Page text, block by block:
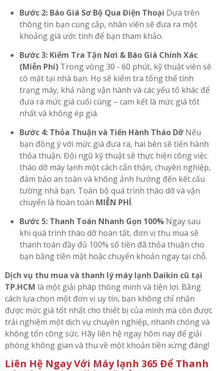
Bước 2: Báo Giá Sơ Bộ Qua Điện Thoại Dựa trên
thông tin bạn cung cấp, nhân viên sẽ đưa ra một
khoảng giá ước tính để bạn tham khảo.
Bước 3: Kiểm Tra Tận Nơi & Báo Giá Chính Xác
(Miễn Phí) Trong vòng 30 - 60 phút, kỹ thuật viên sẽ
có mặt tại nhà bạn. Họ sẽ kiểm tra tổng thể tình
trạng máy, khả năng vận hành và các yếu tố khác để
đưa ra mức giá cuối cùng – cam kết là mức giá tốt
nhất và không ép giá.
Bước 4: Thỏa Thuận và Tiến Hành Tháo DỡNếu
bạn đồng ý với mức giá đưa ra, hai bên sẽ tiến hành
thỏa thuận. Đội ngũ kỹ thuật sẽ thực hiện công việc
tháo dỡ máy lạnh một cách cẩn thận, chuyên nghiệp,
đảm bảo an toàn và không ảnh hưởng đến kết cấu
tường nhà bạn. Toàn bộ quá trình tháo dỡ và vận
chuyển là hoàn toàn MIỄN PHÍ.
Bước 5: Thanh Toán Nhanh Gọn 100% Ngay sau
khi quá trình tháo dỡ hoàn tất, đơn vị thu mua sẽ
thanh toán đầy đủ 100% số tiền đã thỏa thuận cho
bạn bằng tiền mặt hoặc chuyển khoản ngay tại chỗ.
Dịch vụ thu mua và thanh lý máy lạnh Daikin cũ tại
TP.HCM là một giải pháp thông minh và tiện lợi. Bằng
cách lựa chọn một đơn vị uy tín, bạn không chỉ nhận
được mức giá tốt nhất cho thiết bị của mình mà còn được
trải nghiệm một dịch vụ chuyên nghiệp, nhanh chóng và
không tốn công sức. Hãy liên hệ ngay hôm nay để giải
phóng không gian và thu về một khoản tiền xứng đáng!
Liên Hệ Ngay Với Máy lạnh 365 Để Thanh